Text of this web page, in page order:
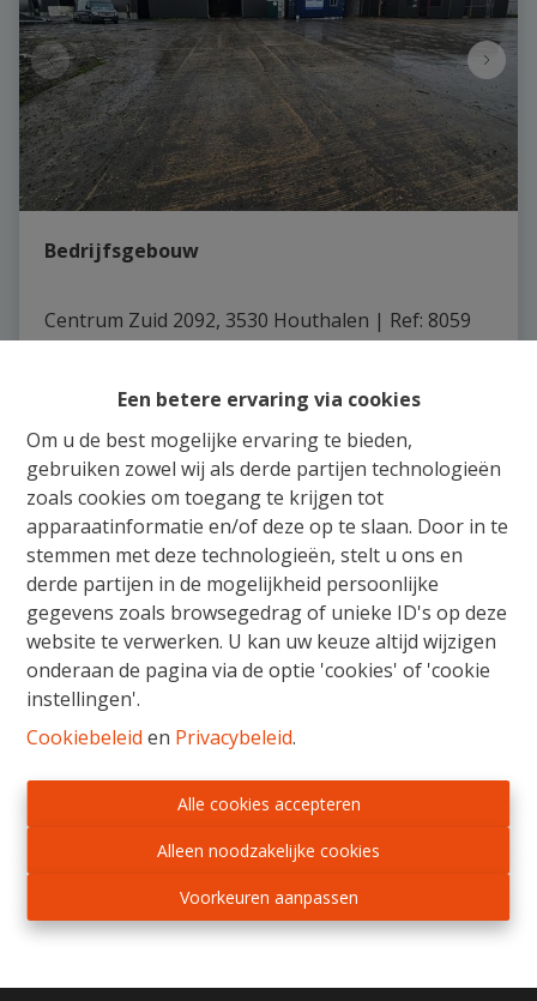
Een betere ervaring via cookies
Om u de best mogelijke ervaring te bieden,
gebruiken zowel wij als derde partijen technologieën
zoals cookies om toegang te krijgen tot
apparaatinformatie en/of deze op te slaan. Door in te
stemmen met deze technologieën, stelt u ons en
derde partijen in de mogelijkheid persoonlijke
gegevens zoals browsegedrag of unieke ID's op deze
website te verwerken. U kan uw keuze altijd wijzigen
onderaan de pagina via de optie 'cookies' of 'cookie
instellingen'.
Cookiebeleid en Privacybeleid.
Alle cookies accepteren
Alleen noodzakelijke cookies
Voorkeuren aanpassen
Bedrijfsgebouw
Centrum Zuid 2092, 3530 Houthalen | Ref: 8059
7410 m² 23
Gratis Schatting
Ons verkoopsteam staat u bij met raad en daad
voor de aankoop, verkoop, huur of verhuur van
vastgoed. Wij begeleiden u van begin tot einde,
van schatting tot notarieel schrijven en het in
orde brengen van alle administratieve
formaliteiten. Wij adviseren en onderhandelen
met beide partijen, zodat elke vastgoedzaak in
een mum van tijd kan worden beklonken.